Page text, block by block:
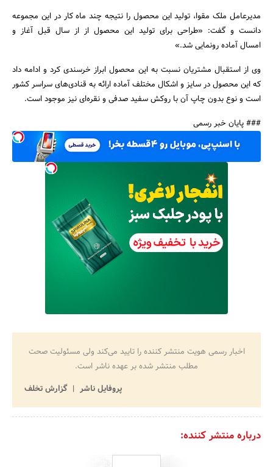
مدیرعامل ملک مقوا، تولید این محصول را نتیجه چند ماه کار در این مجموعه
دانست و گفت: «طراحی برای تولید این محصول از از سال قبل آغاز و
امسال آماده رونمایی شد.»
وی از استقبال مشتریان نسبت به این محصول ابراز خرسندی کرد و ادامه داد
که این محصول در سایز و اشکال مختلف آماده ارائه به قنادی‌های سراسر کشور
است و نوع بدون چاپ آن با روکش سفید صدفی و نقره‌ای نیز موجود است.
### پایان خبر رسمی
اخبار رسمی هویت منتشر کننده را تایید می‌کند ولی مسئولیت صحت
مطلب منتشر شده بر عهده ناشر است.
پروفایل ناشر
گزارش تخلف
درباره منتشر کننده: